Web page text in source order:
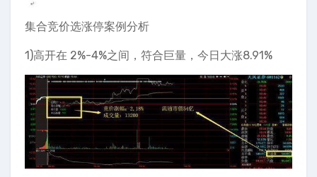
集合竞价选涨停案例分析
1)高开在 2%-4%之间，符合巨量，今日大涨8.91%